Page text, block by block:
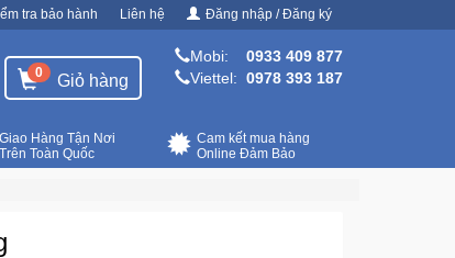
tra bảo hành Liên hệ Đăng nhập / Đăng ký
0 Giỏ hàng
Mobi:
0933 409 877
Viettel: 0978 393 187
Cam kết mua hàng
Online Đảm Bảo
Giao Hàng Tận Nơi
Trên Toàn Quốc